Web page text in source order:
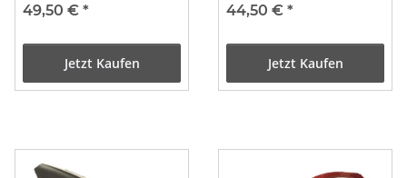
49,50 € *
Jetzt Kaufen
44,50 € *
Jetzt Kaufen